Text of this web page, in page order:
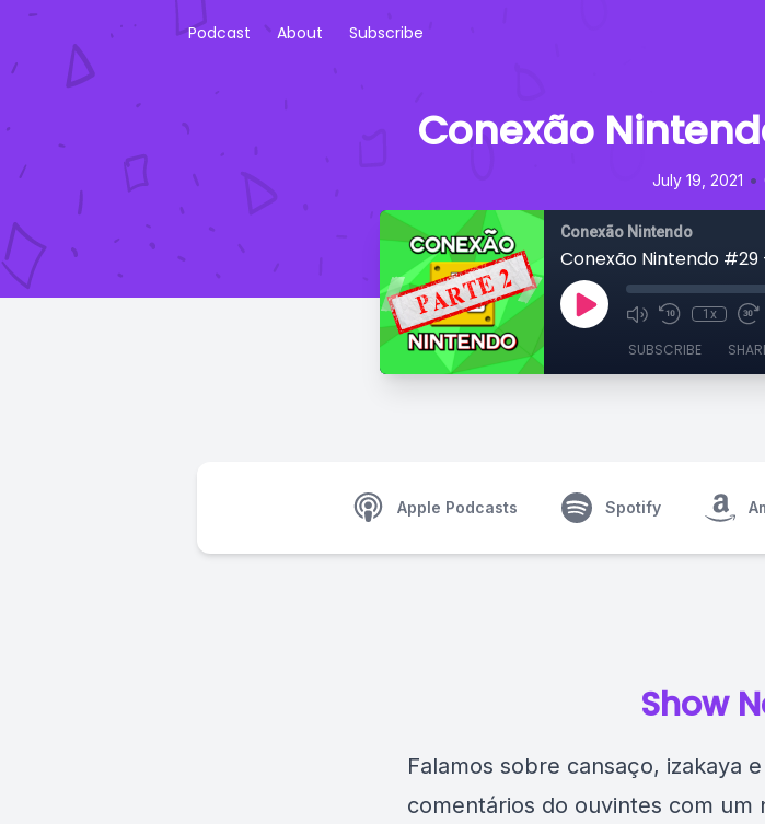
Podcast About Subscribe
Conexão
July 19, 2021 •
Conexão Nintendo
Conexão Nintendo
1x
SUBSCRIBE
Apple Podcasts Spotify
Show
Falamos sobre cansaço, izakaya
comentários do ouvintes com um